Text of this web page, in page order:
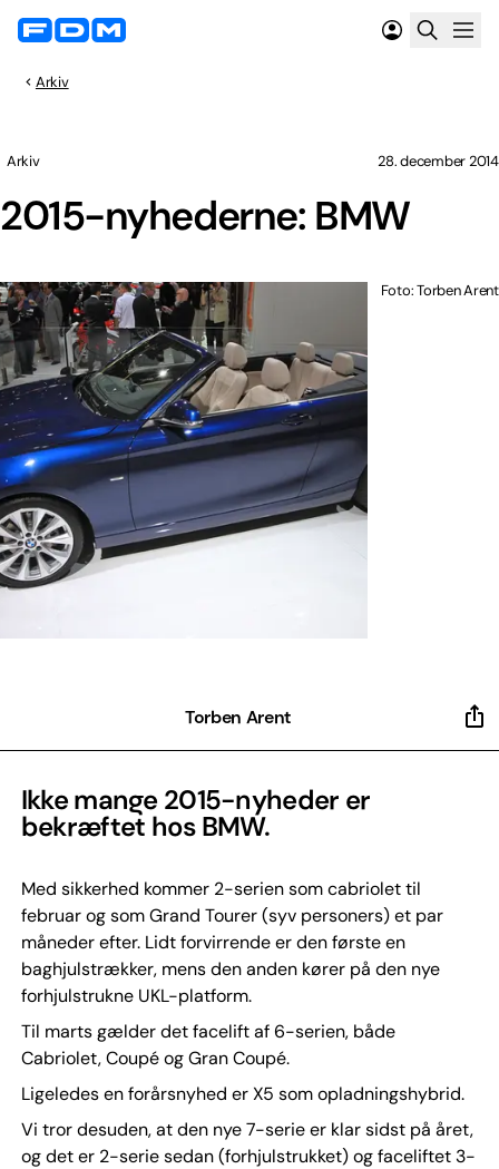
Arkiv
2015-nyhederne: BMW
Arkiv 28. december 2014
Foto: Torben Arent
Torben Arent
Ikke mange 2015-nyheder er
bekræftet hos BMW.
Med sikkerhed kommer 2-serien som cabriolet til
februar og som Grand Tourer (syv personers) et par
måneder efter. Lidt forvirrende er den første en
baghjulstrækker, mens den anden kører på den nye
forhjulstrukne UKL-platform.
Til marts gælder det facelift af 6-serien, både
Cabriolet, Coupé og Gran Coupé.
Ligeledes en forårsnyhed er X5 som opladningshybrid.
Vi tror desuden, at den nye 7-serie er klar sidst på året,
og det er 2-serie sedan (forhjulstrukket) og faceliftet 3-